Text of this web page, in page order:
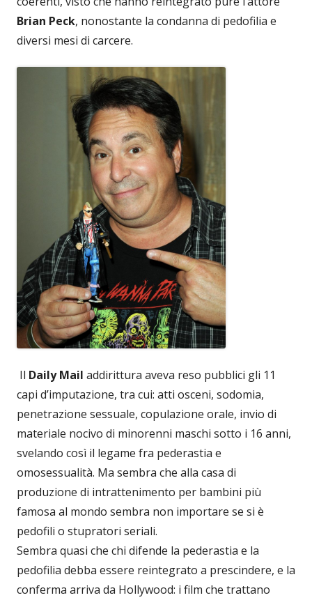
Brian Peck, nonostante la condanna di pedofilia e
diversi mesi di carcere.
Il Daily Mail addirittura aveva reso pubblici gli 11
capi d’imputazione, tra cui: atti osceni, sodomia,
penetrazione sessuale, copulazione orale, invio di
materiale nocivo di minorenni maschi sotto i 16 anni,
svelando così il legame fra pederastia e
omosessualità. Ma sembra che alla casa di
produzione di intrattenimento per bambini più
famosa al mondo sembra non importare se si è
pedofili o stupratori seriali.
Sembra quasi che chi difende la pederastia e la
pedofilia debba essere reintegrato a prescindere, e la
conferma arriva da Hollywood: i film che trattano